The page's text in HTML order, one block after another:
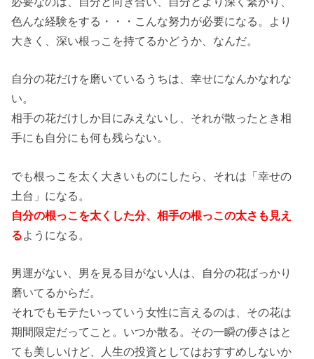
色んな経験をする・・・こんな努力が必要になる。より
大きく、深い根っこを持てるかどうか、なんだ。
自分の花だけを磨いているうちは、幸せになんかなれな
い。
相手の花だけしか目にみえないし、それが散ったとき相
手にも自分にも何も残らない。
でも根っこを太く大きいものにしたら、それは「幸せの
土台」になる。
自分の根っこを太くした分、相手の根っこの太さも見え
るようになる。
男運がない、男を見る目がない人は、自分の花ばっかり
磨いてるからだ。
それでもモテたいっていう女性に言えるのは、その花は
期間限定だってこと。いつか散る。その一瞬の儚さはと
ても美しいけど、人生の投資としてはおすすめしないか